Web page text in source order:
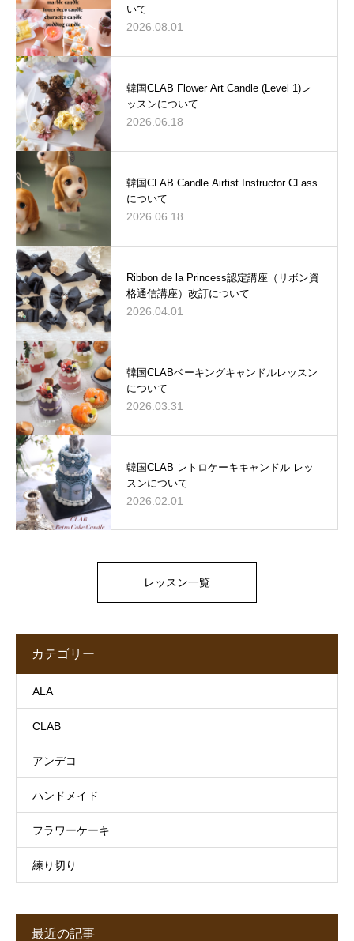
いて
2026.08.01
韓国CLAB Flower Art Candle (Level 1)レ
ッスンについて
2026.06.18
韓国CLAB Candle Airtist Instructor CLass
について
2026.06.18
Ribbon de la Princess認定講座（リボン資
格通信講座）改訂について
2026.04.01
韓国CLABベーキングキャンドルレッスン
について
2026.03.31
韓国CLAB レトロケーキキャンドル レッ
スンについて
2026.02.01
レッスン一覧
カテゴリー
ALA
CLAB
アンデコ
ハンドメイド
フラワーケーキ
練り切り
最近の記事